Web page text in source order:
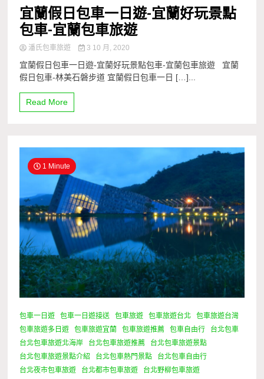
宜蘭假日包車一日遊-宜蘭好玩景點
包車-宜蘭包車旅遊
潘氏包車旅遊 3 10 月, 2020
宜蘭假日包車一日遊-宜蘭好玩景點包車-宜蘭包車旅遊 宜蘭
假日包車-林美石磐步道 宜蘭假日包車一日 […]...
Read More
1 Minute
包車一日遊 包車一日遊接送 包車旅遊 包車旅遊台北
包車旅遊台灣
包車旅遊多日遊
包車旅遊宜蘭 包車旅遊推薦 包車自由行
台北包車
台北包車旅遊北海岸
台北包車旅遊推薦
台北包車旅遊景點
台北包車旅遊景點介紹
台北包車熱門景點
台北包車自由行
台北夜市包車旅遊
台北都市包車旅遊
台北野柳包車旅遊